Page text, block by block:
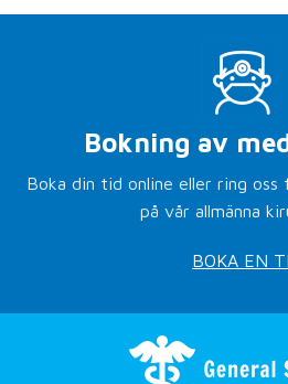
Bokning av
Boka din tid online eller ring
på vår allmänna
BOKA EN